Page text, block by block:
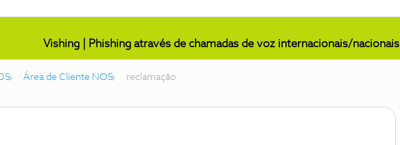
Vishing | Phishing através de chamadas de voz internacionais/nacionais
Área de Cliente NOS reclamação